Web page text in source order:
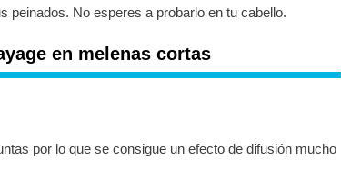
peinados. No esperes a probarlo en tu cabello.
en melenas cortas
por lo que se consigue un efecto de difusión mucho